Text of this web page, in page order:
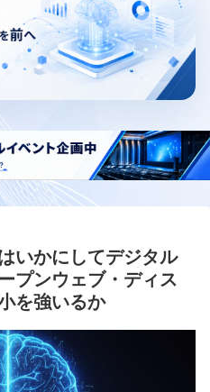
いかにしてデジタル
プンウェブ・ディス
を強いるか